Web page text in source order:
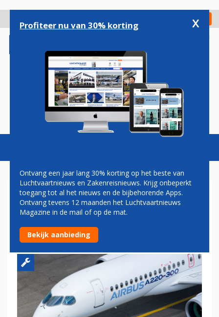
gaan
Check in
Magazine Podcasts Vacatures
NIEUWE NAAM VOOR
CANADESE ACTIVITEITEN
AIRBUS
Profiteer nu van 30% korting x
Ontvang een jaar lang 30% korting op het beste van
Luchtvaartnieuws en Zakenreisnieuws. Krijg onbeperkt
toegang tot al het nieuws en de bijbehorende Apps.
Ontvang tevens 12 maanden het Luchtvaartnieuws
Magazine in de mail of op de mat.
Bekijk aanbieding